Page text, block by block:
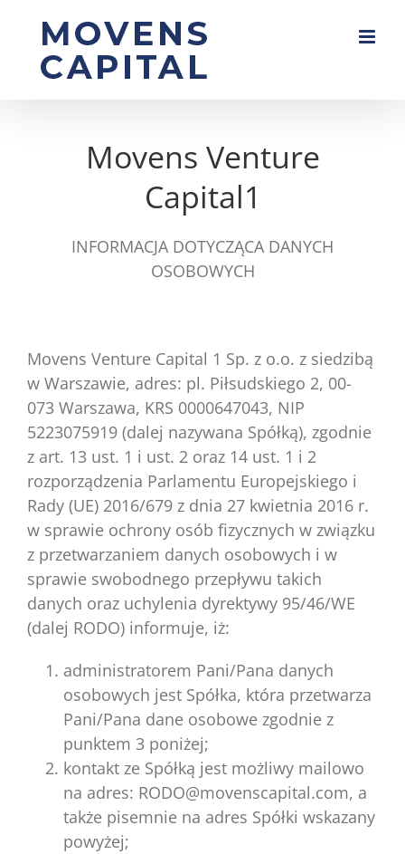
content
Movens Venture
Capital1
INFORMACJA DOTYCZĄCA DANYCH
OSOBOWYCH
Movens Venture Capital 1 Sp. z o.o. z siedzibą
w Warszawie, adres: pl. Piłsudskiego 2, 00-
073 Warszawa, KRS 0000647043, NIP
5223075919 (dalej nazywana Spółką), zgodnie
z art. 13 ust. 1 i ust. 2 oraz 14 ust. 1 i 2
rozporządzenia Parlamentu Europejskiego i
Rady (UE) 2016/679 z dnia 27 kwietnia 2016 r.
w sprawie ochrony osób fizycznych w związku
z przetwarzaniem danych osobowych i w
sprawie swobodnego przepływu takich
danych oraz uchylenia dyrektywy 95/46/WE
(dalej RODO) informuje, iż:
administratorem Pani/Pana danych
osobowych jest Spółka, która przetwarza
Pani/Pana dane osobowe zgodnie z
punktem 3 poniżej;
kontakt ze Spółką jest możliwy mailowo
na adres: RODO@movenscapital.com, a
także pisemnie na adres Spółki wskazany
powyżej;